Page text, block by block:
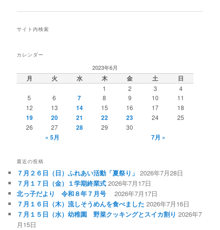
ナ
ゲ
シ
ン
サイト内検索
カレンダー
2023年6月
月 火 水 木 金 土 日
1 2 3
4
5
6 7 8 9 10
11
12
13 14 15 16 17 18
19 20 21 22 23 24
25
26
27 28 29 30
« 5月 7月 »
最近の投稿
７月２６日（日）ふれあい活動「夏祭り」 2026年7月28日
７月１７日（金）１学期終業式 2026年7月17日
北っ子だより 令和８年７月号
2026年7月17日
７月１６日（木）流しそうめんを食べました 2026年7月16日
７月１５日（水）幼稚園 野菜クッキングとスイカ割り 2026年7
月15日